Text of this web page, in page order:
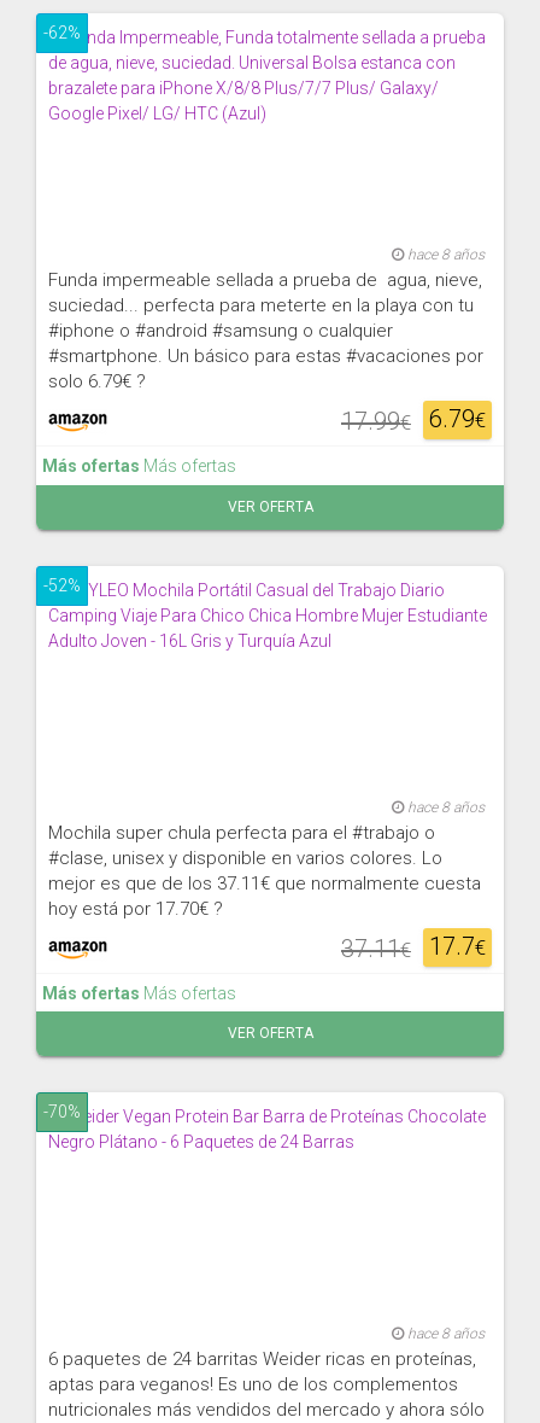
-62%
hace 8 años
Funda impermeable sellada a prueba de agua, nieve,
suciedad... perfecta para meterte en la playa con tu
#iphone o #android #samsung o cualquier
#smartphone. Un básico para estas #vacaciones por
solo 6.79€ ?
6.79€
17.99€
Más ofertas Más ofertas
VER OFERTA
-52%
hace 8 años
Mochila super chula perfecta para el #trabajo o
#clase, unisex y disponible en varios colores. Lo
mejor es que de los 37.11€ que normalmente cuesta
hoy está por 17.70€ ?
17.7€
37.11€
Más ofertas Más ofertas
VER OFERTA
-70%
hace 8 años
6 paquetes de 24 barritas Weider ricas en proteínas,
aptas para veganos! Es uno de los complementos
nutricionales más vendidos del mercado y ahora sólo